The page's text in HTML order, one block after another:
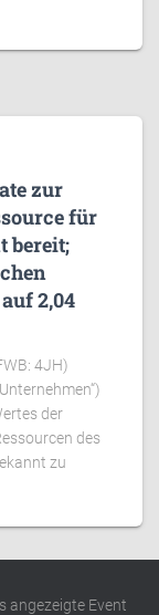
zur
für
bereit;
2,04
4JH)
der
des
zu
angezeigte Event